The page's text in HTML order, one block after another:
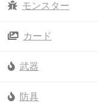
モンスター
カード
武器
防具